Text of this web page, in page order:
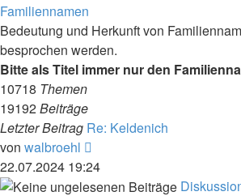
Familiennamen
Bedeutung und Herkunft von
besprochen werden.
Bitte als Titel immer nur den
10718 Themen
19192Beiträge
Letzter Beitrag Re: Keldenich
von walbroehl
Beitrag
22.07.2024 19:24